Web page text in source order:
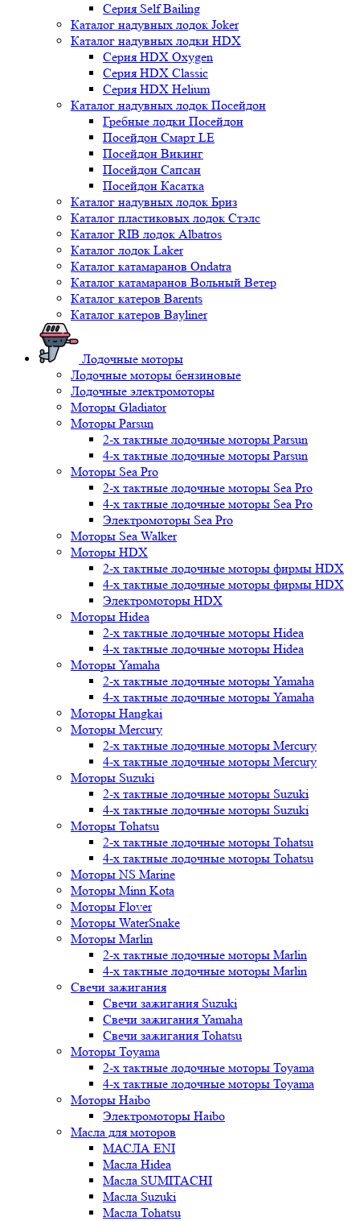
Серия Self Bailing
Каталог надувных лодок Joker
Каталог надувных лодки HDX
Серия HDX Oxygen
Серия HDX Classic
Серия HDX Helium
Каталог надувных лодок Посейдон
Гребные лодки Посейдон
Посейдон Смарт LE
Посейдон Викинг
Посейдон Сапсан
Посейдон Касатка
Каталог надувных лодок Бриз
Каталог пластиковых лодок Стэлс
Каталог RIB лодок Albatros
Каталог лодок Laker
Каталог катамаранов Ondatra
Каталог катамаранов Вольный Ветер
Каталог катеров Barents
Каталог катеров Bayliner
Лодочные моторы
Лодочные моторы бензиновые
Лодочные электромоторы
Моторы Gladiator
Моторы Parsun
2-х тактные лодочные моторы Parsun
4-х тактные лодочные моторы Parsun
Моторы Sea Pro
2-х тактные лодочные моторы Sea Pro
4-х тактные лодочные моторы Sea Pro
Электромоторы Sea Pro
Моторы Sea Walker
Моторы HDX
2-х тактные лодочные моторы фирмы HDX
4-х тактные лодочные моторы фирмы HDX
Электромоторы HDX
Моторы Hidea
2-х тактные лодочные моторы Hidea
4-х тактные лодочные моторы Hidea
Моторы Yamaha
2-х тактные лодочные моторы Yamaha
4-х тактные лодочные моторы Yamaha
Моторы Hangkai
Моторы Mercury
2-х тактные лодочные моторы Mercury
4-х тактные лодочные моторы Mercury
Моторы Suzuki
2-х тактные лодочные моторы Suzuki
4-х тактные лодочные моторы Suzuki
Моторы Tohatsu
2-х тактные лодочные моторы Tohatsu
4-х тактные лодочные моторы Tohatsu
Моторы NS Marine
Моторы Minn Kota
Моторы Flover
Моторы WaterSnake
Моторы Marlin
2-х тактные лодочные моторы Marlin
4-х тактные лодочные моторы Marlin
Свечи зажигания
Свечи зажигания Suzuki
Свечи зажигания Yamaha
Свечи зажигания Tohatsu
Моторы Toyama
2-х тактные лодочные моторы Toyama
4-х тактные лодочные моторы Toyama
Моторы Haibo
Электромоторы Haibo
Масла для моторов
МАСЛА ENI
Масла Hidea
Масла SUMITACHI
Масла Suzuki
Масла Tohatsu